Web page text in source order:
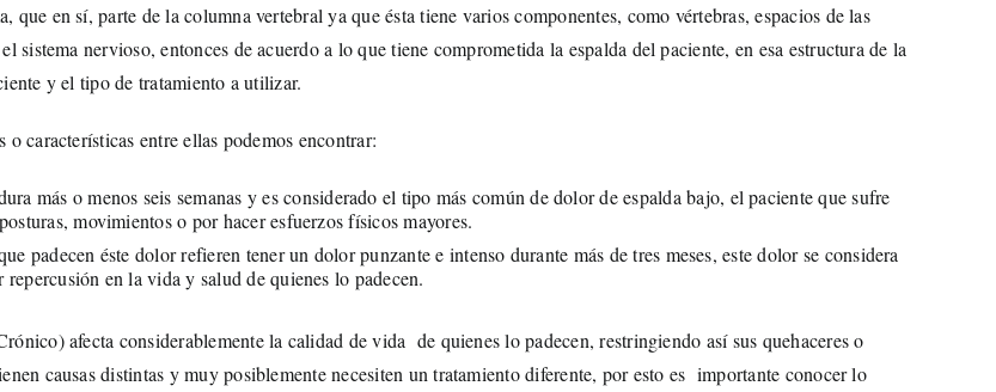
en sí, parte de la columna vertebral ya que ésta tiene varios componentes, como vértebras, espacios de las
nervioso, entonces de acuerdo a lo que tiene comprometida la espalda del paciente, en esa estructura de la
y el tipo de tratamiento a utilizar.
características entre ellas podemos encontrar:
más o menos seis semanas y es considerado el tipo más común de dolor de espalda bajo, el paciente que sufre
movimientos o por hacer esfuerzos físicos mayores.
padecen éste dolor refieren tener un dolor punzante e intenso durante más de tres meses, este dolor se considera
en la vida y salud de quienes lo padecen.
afecta considerablemente la calidad de vida de quienes lo padecen, restringiendo así sus quehaceres o
causas distintas y muy posiblemente necesiten un tratamiento diferente, por esto es importante conocer lo